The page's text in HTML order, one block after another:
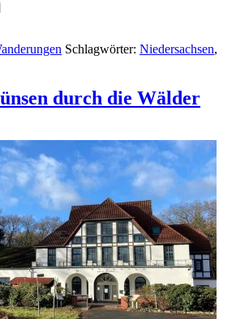
Schlagwörter: Niedersachsen,
durch die Wälder